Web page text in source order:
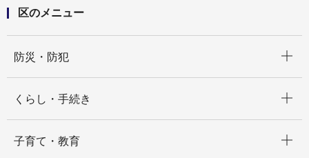
区のメニュー
防災・防犯
くらし・手続き
子育て・教育